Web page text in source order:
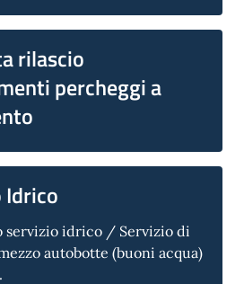
rilascio
percheggi a
Idrico
servizio idrico / Servizio di
autobotte (buoni acqua)